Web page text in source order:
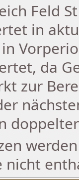
Feld
in
da
zur
nicht